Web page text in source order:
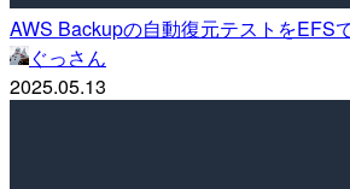
AWS Backupの自動復元テストをEFS
ぐっさん
2025.05.13